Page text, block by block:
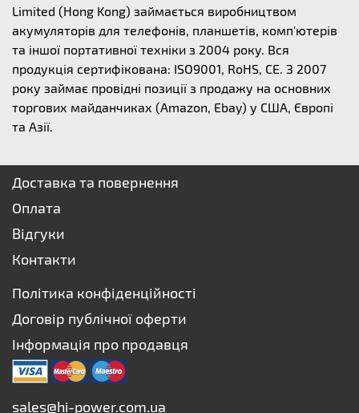
Limited (Hong Kong) займається виробництвом
акумуляторів для телефонів, планшетів, комп'ютерів
та іншої портативної техніки з 2004 року. Вся
продукція сертифікована: ISO9001, RoHS, CE. З 2007
року займає провідні позиції з продажу на основних
торгових майданчиках (Amazon, Ebay) у США, Європі
та Азії.
Доставка та повернення
Оплата
Відгуки
Контакти
Політика конфіденційності
Договір публічної оферти
Інформація про продавця
sales@hi-power.com.ua